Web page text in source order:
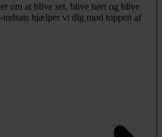
om at blive set, blive hørt og blive
indsats hjælper vi dig mod toppen af